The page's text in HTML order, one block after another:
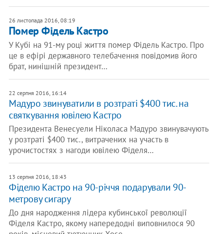
26 листопада 2016, 08:19
Помер Фідель Кастро
У Кубі на 91-му році життя помер Фідель Кастро. Про
це в ефірі державного телебачення повідомив його
брат, нинішній президент…
22 серпня 2016, 16:14
Мадуро звинуватили в розтраті $400 тис. на
святкування ювілею Кастро
Президента Венесуели Ніколаса Мадуро звинувачують
у розтраті $400 тис., витрачених на участь в
урочистостях з нагоди ювілею Фіделя…
13 серпня 2016, 18:43
Фіделю Кастро на 90-річчя подарували 90-
метрову сигару
До дня народження лідера кубинської революції
Фіделя Кастро, якому напередодні виповнилося 90